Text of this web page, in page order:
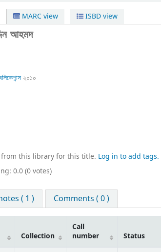
MARC view ISBD view
আহমদ
২০১০
from this library for this title. Log in to add tags.
0.0 (0 votes)
( 1 ) Comments ( 0 )
Collection
Call
number
Status